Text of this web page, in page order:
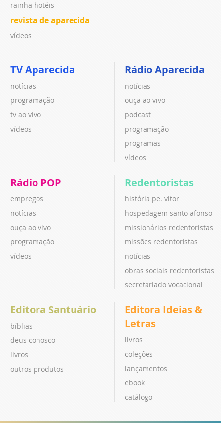
rainha hotéis
revista de aparecida
vídeos
TV Aparecida
notícias
programação
tv ao vivo
vídeos
Rádio Aparecida
notícias
ouça ao vivo
podcast
programação
programas
vídeos
Rádio POP
empregos
notícias
ouça ao vivo
programação
vídeos
Redentoristas
história pe. vitor
hospedagem santo afonso
missionários redentoristas
missões redentoristas
notícias
obras sociais redentoristas
secretariado vocacional
Editora Santuário
bíblias
deus conosco
livros
outros produtos
Editora Ideias &
Letras
livros
coleções
lançamentos
ebook
catálogo